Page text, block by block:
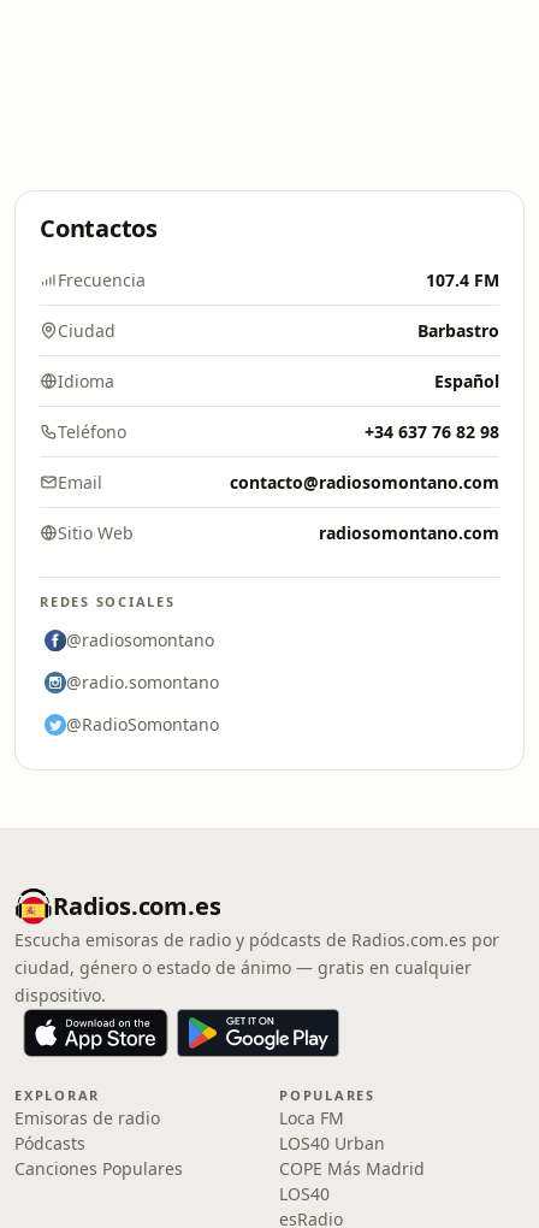
Contactos
Frecuencia 107.4 FM
Ciudad Barbastro
Idioma Español
Teléfono +34 637 76 82 98
Email contacto@radiosomontano.com
Sitio Web radiosomontano.com
REDES SOCIALES
@radiosomontano
@radio.somontano
@RadioSomontano
Radios.com.es
Escucha emisoras de radio y pódcasts de Radios.com.es por
ciudad, género o estado de ánimo — gratis en cualquier
dispositivo.
EXPLORAR
Emisoras de radio
Pódcasts
Canciones Populares
POPULARES
Loca FM
LOS40 Urban
COPE Más Madrid
LOS40
esRadio